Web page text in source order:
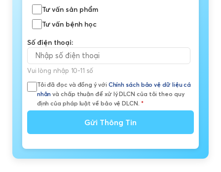
Tư vấn sản phẩm
Tư vấn bệnh học
Số điện thoại:
Vui lòng nhập 10-11 số
Tôi đã đọc và đồng ý với Chính sách bảo vệ dữ liệu cá
nhân và chấp thuận để xử lý DLCN của tôi theo quy
định của pháp luật về bảo vệ DLCN. *
Gửi Thông Tin